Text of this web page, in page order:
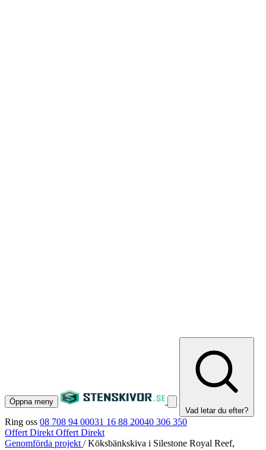
Öppna meny
Vad letar du efter?
Ring oss 08 708 94 00031 16 88 20040 306 350
Offert Direkt Offert Direkt
Genomförda projekt / Köksbänkskiva i Silestone Royal Reef,